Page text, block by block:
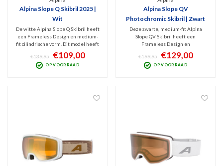
Alpina Slope Q Skibril 2025 |
Wit
De witte Alpina Slope Q Skibril heeft
een Frameless Design en medium-
fit cilindrische vorm. Dit model heeft
de Q spiegellens (Cat. 2) met
Polarized filter tegen schitteringen
die zorgt voor optimaal zicht bij
€139,95 €109,00
OP VOORRAAD
Alpina Slope QV
Photochromic Skibril | Zwart
Deze zwarte, medium-fit Alpina
Slope QV Skibril heeft een
Frameless Design en
frameventilatie. Hij is v.v. een
fantastische QuatroFlex Vario Gold
Mirror lens. Dit is een Photochromic
€199,95 €129,00
OP VOORRAAD